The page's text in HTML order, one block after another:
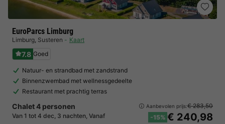
EuroParcs Limburg
Limburg, Susteren Kaart
7.8 Goed
Natuur- en strandbad met zandstrand
Binnenzwembad met wellnessgedeelte
Restaurant met prachtig terras
Chalet 4 personen
Van 1 tot 4 dec, 3 nachten, Vanaf
Aanbevolen prijs:€ 283,50
-15% € 240,98